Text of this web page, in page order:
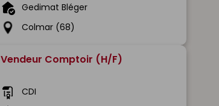
Gedimat Bléger
Colmar (68)
Vendeur Comptoir (H/F)
CDI